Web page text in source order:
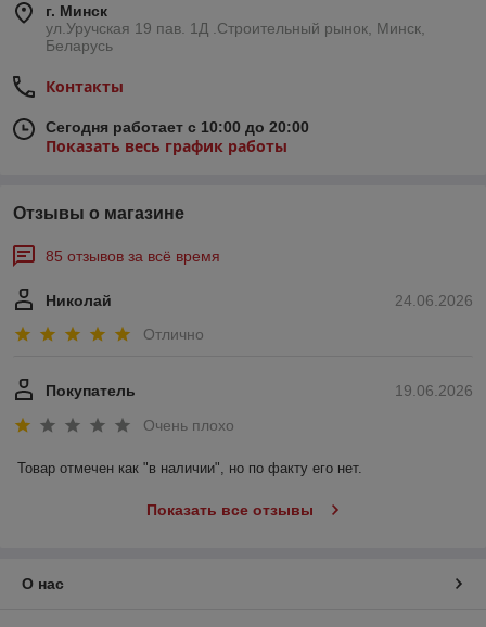
г. Минск
ул.Уручская 19 пав. 1Д .Строительный рынок, Минск,
Беларусь
Контакты
Сегодня работает с 10:00 до 20:00
Показать весь график работы
Отзывы о магазине
85 отзывов за всё время
24.06.2026
Николай
Отлично
19.06.2026
Покупатель
Очень плохо
Товар отмечен как "в наличии", но по факту его нет.
Показать все отзывы
О нас